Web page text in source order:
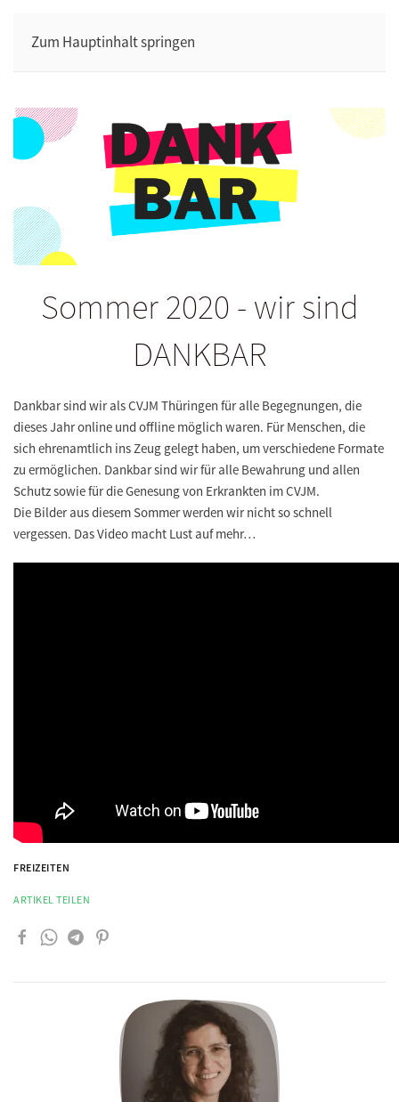
Zum Hauptinhalt springen
Sommer 2020 - wir sind
DANKBAR
Dankbar sind wir als CVJM Thüringen für alle Begegnungen, die
dieses Jahr online und offline möglich waren. Für Menschen, die
sich ehrenamtlich ins Zeug gelegt haben, um verschiedene Formate
zu ermöglichen. Dankbar sind wir für alle Bewahrung und allen
Schutz sowie für die Genesung von Erkrankten im CVJM.
Die Bilder aus diesem Sommer werden wir nicht so schnell
vergessen. Das Video macht Lust auf mehr…
FREIZEITEN
ARTIKEL TEILEN